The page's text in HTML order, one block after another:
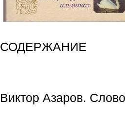
СОДЕРЖАНИЕ
Виктор Азаров.